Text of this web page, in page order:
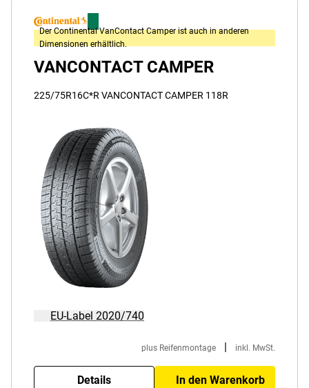
Der Continental VanContact Camper ist auch in anderen
Dimensionen erhältlich.
VANCONTACT CAMPER
225/75R16C*R VANCONTACT CAMPER 118R
EU-Label 2020/740
plus Reifenmontage inkl. MwSt.
Details In den Warenkorb